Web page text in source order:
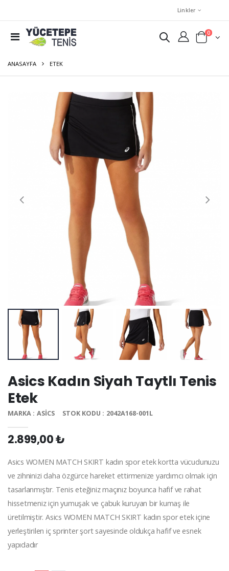
Linkler
0
ANASAYFA ETEK
Asics Kadın Siyah Taytlı Tenis
Etek
MARKA : ASICS STOK KODU : 2042A168-001L
2.899,00 ₺
Asics WOMEN MATCH SKIRT kadın spor etek kortta vücudunuzu
ve zihninizi daha özgürce hareket ettirmenize yardımcı olmak için
tasarlanmıştır. Tenis eteğiniz maçınız boyunca hafif ve rahat
hissetmeniz için yumuşak ve çabuk kuruyan bir kumaş ile
üretilmiştir. Asics WOMEN MATCH SKIRT kadın spor etek içine
yerleştirilen iç sprinter şort sayesinde oldukça hafif ve esnek
yapıdadır